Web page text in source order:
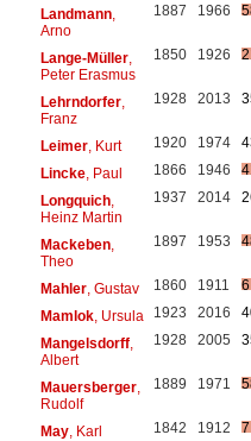
Landmann,
Arno
1887 1966
Lange-Müller,
Peter Erasmus
1850 1926
Lehrndorfer,
Franz
1928 2013
Leimer, Kurt 1920 1974
Lincke, Paul 1866 1946
Longquich,
Heinz Martin
1937 2014
Mackeben,
Theo
1897 1953
Mahler, Gustav 1860 1911
6
Mamlok, Ursula 1923 2016
Mangelsdorff,
Albert
1928 2005
Mauersberger,
Rudolf
1889 1971
May, Karl 1842 1912
7